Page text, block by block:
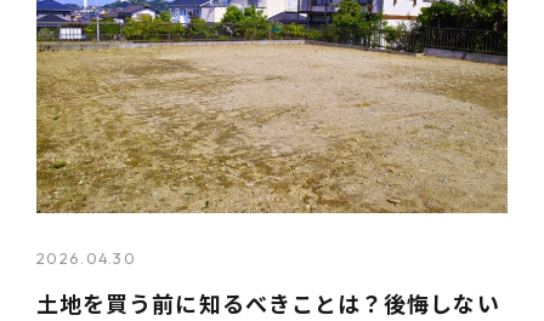
2026.04.30
土地を買う前に知るべきことは？後悔しない